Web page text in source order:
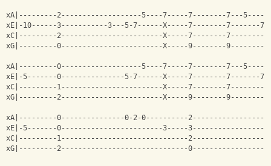
xA|---------2-------------------5----7-----7--------7---
xE|-10------3-----------3---5-7------X-----7--------7-------
xC|---------2------------------------X-----7--------
xG|---------0------------------------X-----9--------
xA|---------0-------------------5----7-----7--------7---
xE|-5-------0---------------5-7------X-----7--------7-------
xC|---------1------------------------X-----7--------
xG|---------2------------------------X-----9--------
xA|---------0---------------0-2-0----------
xE|-5-------0------------------------3-----
xC|---------1------------------------------
xG|---------2------------------------------